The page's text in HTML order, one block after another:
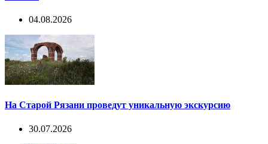
04.08.2026
На Старой Рязани проведут уникальную экскурсию
30.07.2026